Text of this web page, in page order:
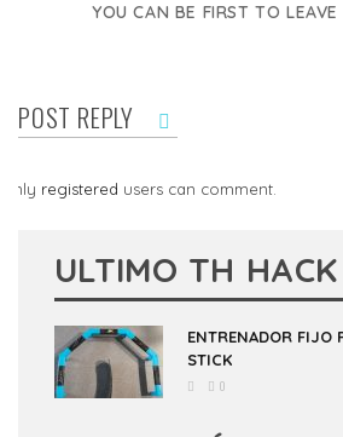
YOU CAN BE FIRST TO
POST REPLY
Only registered users can comment.
ULTIMO TH HACK
ENTRENADOR FIJO
STICK
0